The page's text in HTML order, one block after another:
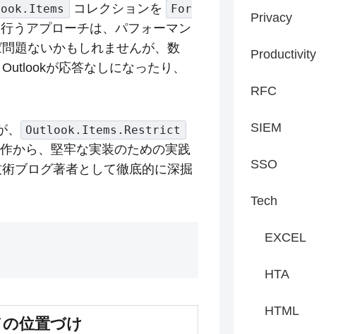
コレクションを
For
うアプローチは、パフォーマン
題ないかもしれませんが、数
が応答なしになったり、
Outlook.Items.Restrict
から、堅牢な実装のための実践
ブログ著者として徹底的に深掘
位置づけ
Privacy
Productivity
RFC
SIEM
SSO
Tech
EXCEL
HTA
HTML